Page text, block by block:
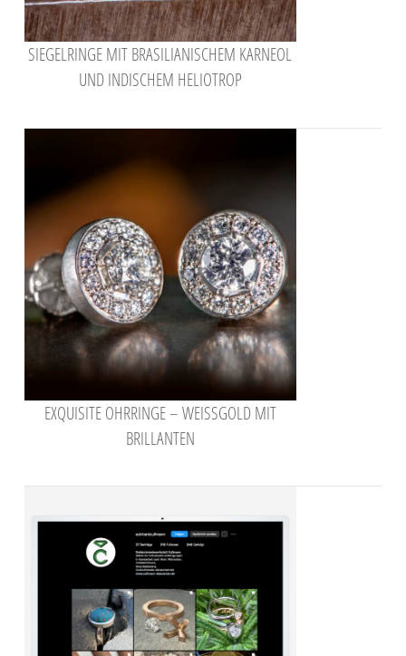
SIEGELRINGE MIT BRASILIANISCHEM KARNEOL
UND INDISCHEM HELIOTROP
EXQUISITE OHRRINGE – WEISSGOLD MIT B
RILLANTEN